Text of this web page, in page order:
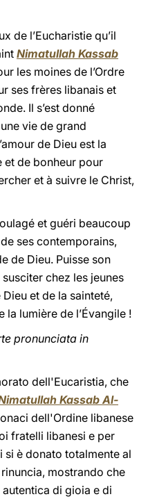
de l’Eucharistie qu’il
Nimatullah Kassab
les moines de l’Ordre
ses frères libanais et
Il s’est donné
vie de grand
de Dieu est la
et de bonheur pour
et à suivre le Christ,
et guéri beaucoup
ses contemporains,
de Dieu. Puisse son
chez les jeunes
et de la sainteté,
lumière de l’Évangile !
pronunciata in
dell'Eucaristia, che
Kassab Al-
dell'Ordine libanese
fratelli libanesi e per
è donato totalmente al
mostrando che
di gioia e di